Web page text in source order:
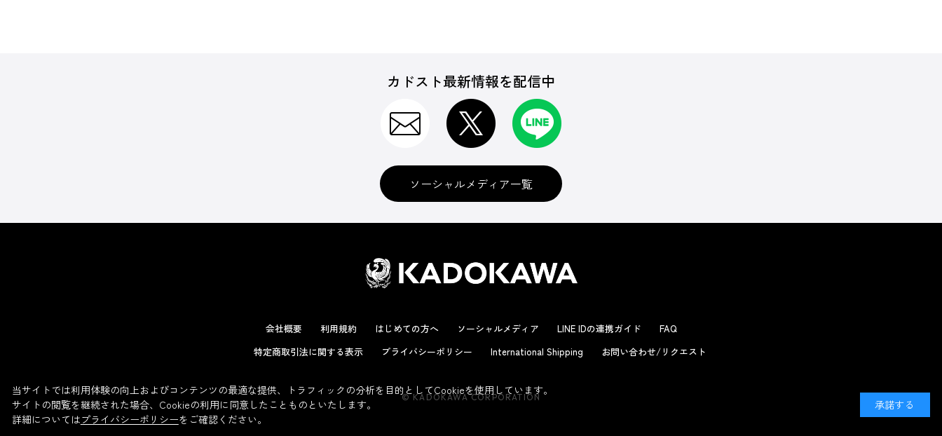
カドスト最新情報を配信中
ソーシャルメディア一覧
会社概要 利用規約 はじめての方へ ソーシャルメディア LINE IDの連携ガイド
FAQ
特定商取引法に関する表示
プライバシーポリシー International Shipping お問い合わせ/リクエスト
© KADOKAWA CORPORATION
当サイトでは利用体験の向上およびコンテンツの最適な提供、トラフィックの分析を目的としてCookieを使用しています。
サイトの閲覧を継続された場合、Cookieの利用に同意したことものといたします。
詳細についてはプライバシーポリシーをご確認ください。
承諾する